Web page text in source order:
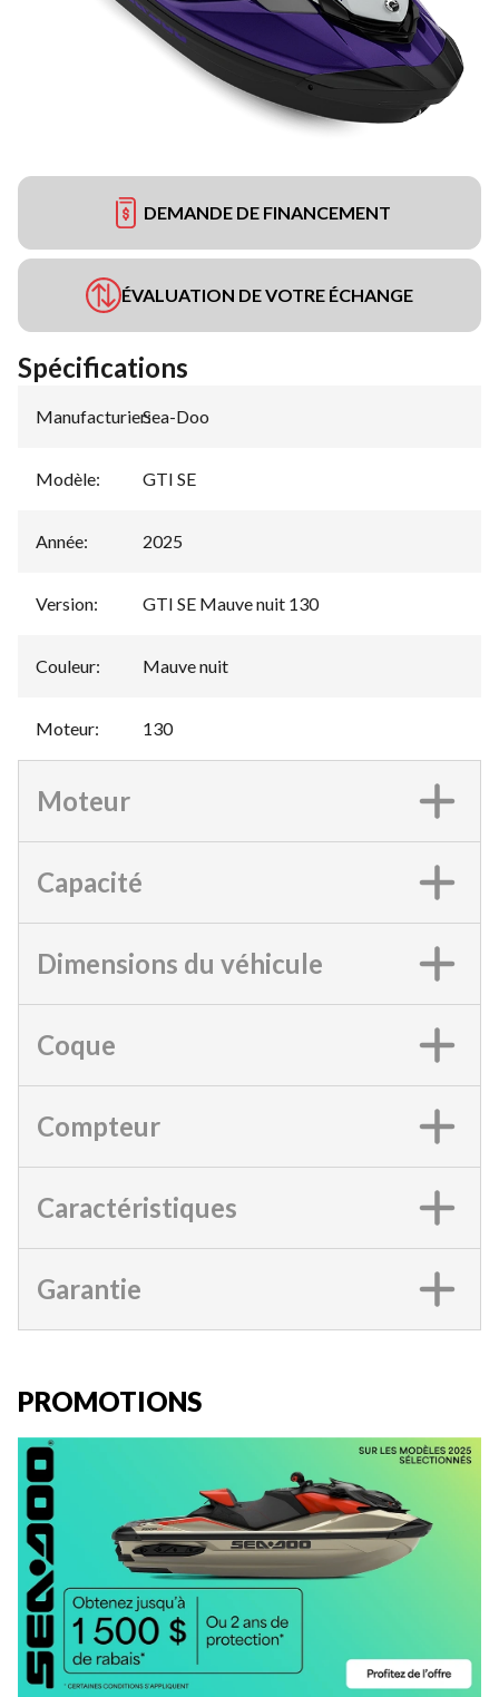
DEMANDE DE FINANCEMENT
ÉVALUATION DE VOTRE ÉCHANGE
Spécifications
Manufacturier:
Sea-Doo
Modèle: GTI SE
Année: 2025
Version: GTI SE Mauve nuit 130
Couleur: Mauve nuit
Moteur: 130
Moteur
Capacité
Dimensions du véhicule
Coque
Compteur
Caractéristiques
Garantie
PROMOTIONS